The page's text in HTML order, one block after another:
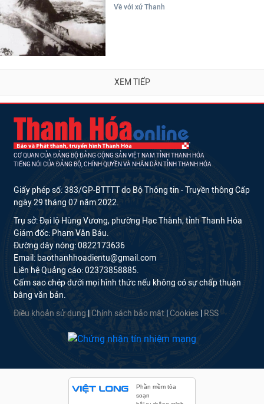
Về với xứ Thanh
XEM TIẾP
CƠ QUAN CỦA ĐẢNG BỘ ĐẢNG CỘNG SẢN VIỆT NAM TỈNH THANH HÓA
TIẾNG NÓI CỦA ĐẢNG BỘ, CHÍNH QUYỀN VÀ NHÂN DÂN TỈNH THANH HÓA
Giấy phép số: 383/GP-BTTTT do Bộ Thông tin - Truyền thông Cấp
ngày 29 tháng 07 năm 2022.
Trụ sở: Đại lộ Hùng Vương, phường Hạc Thành, tỉnh Thanh Hóa
Giám đốc: Phạm Văn Báu.
Đường dây nóng: 0822173636
Email: baothanhhoadientu@gmail.com
Liên hệ Quảng cáo: 02373858885.
Cấm sao chép dưới mọi hình thức nếu không có sự chấp thuận
bằng văn bản.
Điều khoản sử dụng Chính sách bảo mật Cookies RSS
Phần mềm tòa
soạn